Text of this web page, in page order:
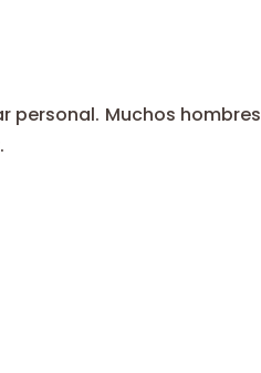
personal. Muchos hombres